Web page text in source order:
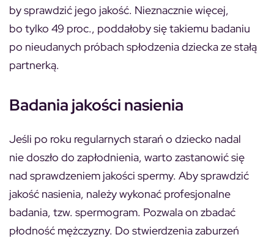
by sprawdzić jego jakość. Nieznacznie więcej,
bo tylko 49 proc., poddałoby się takiemu badaniu
po nieudanych próbach spłodzenia dziecka ze stałą
partnerką.
Badania jakości nasienia
Jeśli po roku regularnych starań o dziecko nadal
nie doszło do zapłodnienia, warto zastanowić się
nad sprawdzeniem jakości spermy. Aby sprawdzić
jakość nasienia, należy wykonać profesjonalne
badania, tzw. spermogram. Pozwala on zbadać
płodność mężczyzny. Do stwierdzenia zaburzeń